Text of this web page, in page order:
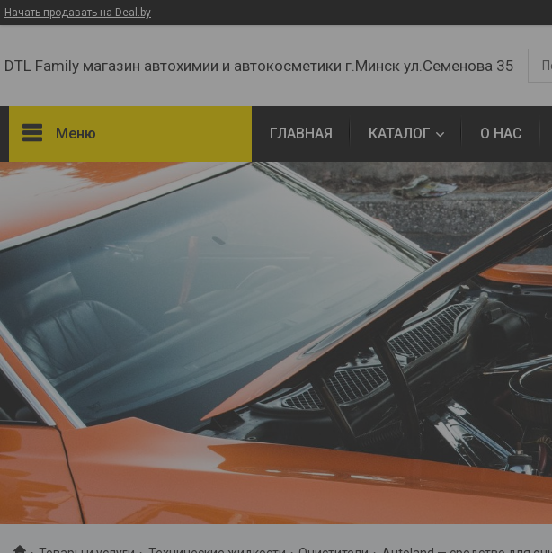
Начать продавать на Deal.by
DTL Family магазин автохимии и автокосметики г.Минск ул.Семенова 35
Меню ГЛАВНАЯ КАТАЛОГ О НАС